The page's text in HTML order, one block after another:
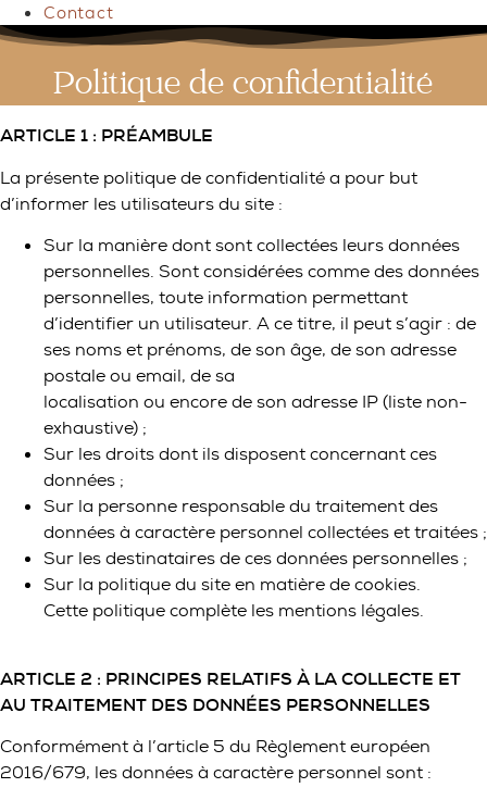
Contact
Politique de confidentialité
ARTICLE 1 : PRÉAMBULE
La présente politique de confidentialité a pour but
d’informer les utilisateurs du site :
Sur la manière dont sont collectées leurs données
personnelles. Sont considérées comme des données
personnelles, toute information permettant
d’identifier un utilisateur. A ce titre, il peut s’agir : de
ses noms et prénoms, de son âge, de son adresse
postale ou email, de sa
localisation ou encore de son adresse IP (liste non-
exhaustive) ;
Sur les droits dont ils disposent concernant ces
données ;
Sur la personne responsable du traitement des
données à caractère personnel collectées et traitées ;
Sur les destinataires de ces données personnelles ;
Sur la politique du site en matière de cookies.
Cette politique complète les mentions légales.
ARTICLE 2 : PRINCIPES RELATIFS À LA COLLECTE ET
AU TRAITEMENT DES DONNÉES PERSONNELLES
Conformément à l’article 5 du Règlement européen
2016/679, les données à caractère personnel sont :